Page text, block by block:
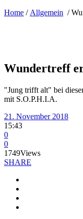
Home / Allgemein /
Wundertreff
"Jung trifft alt" bei
mit S.O.P.H.I.A.
21. November 2018
15:43
0
0
1749Views
SHARE